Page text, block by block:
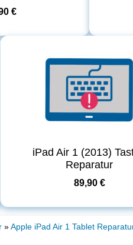
€
iPad Air 1 (2013)
Reparatur
89,90 €
»Apple iPad Air 1 Tablet